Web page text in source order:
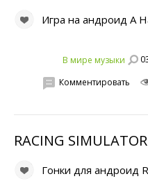
Игра на андроид A
В мире музыки
Комментировать
RACING
Гонки для андроид